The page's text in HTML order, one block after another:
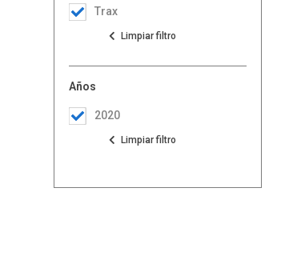
Trax
Años
2020